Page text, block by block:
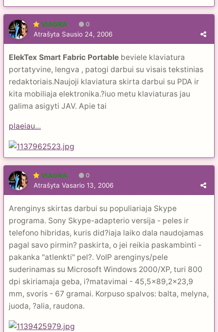
VIAGRA 0
Atrašyta Sausio 24, 2006
ElekTex Smart Fabric Portable beviele klaviatura
portatyvine, lengva , patogi darbui su visais tekstinias
redaktoriais.Naujoji klaviatura skirta darbui su PDA ir
kita mobiliaja elektronika.?iuo metu klaviaturas jau
galima asigyti JAV. Apie tai
plaeiau...
VIAGRA 0
Atrašyta Vasario 13, 2006
Arenginys skirtas darbui su populiariaja Skype
programa. Sony Skype-adapterio versija - peles ir
telefono hibridas, kuris did?iaja laiko dala naudojamas
pagal savo pirmin? paskirta, o jei reikia paskambinti -
pakanka "atlenkti" pel?. VoIP arenginys/pele
suderinamas su Microsoft Windows 2000/XP, turi 800
dpi skiriamaja geba, i?matavimai - 45,5x89,2x23,9
mm, svoris - 67 gramai. Korpuso spalvos: balta, melyna,
juoda, ?alia, raudona.